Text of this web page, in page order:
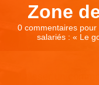
Zone
0 commentaires pour
salariés : « Le